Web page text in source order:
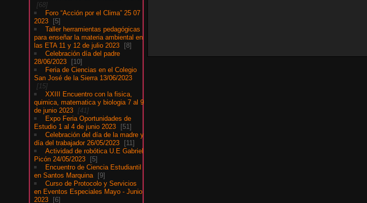
68
Foro “Acción por el Clima” 25 07
2023
5
Taller herramientas pedagógicas
para enseñar la materia ambiental en
las ETA 11 y 12 de julio 2023
8
Celebración día del padre
28/06/2023
10
Feria de Ciencias en el Colegio
San José de la Sierra 13/06/2023
15
XXIII Encuentro con la fisica,
quimica, matematica y biologia 7 al 9
de junio 2023
41
Expo Feria Oportunidades de
Estudio 1 al 4 de junio 2023
51
Celebración del día de la madre y
día del trabajador 26/05/2023
11
Actividad de robótica U.E Gabriel
Picón 24/05/2023
5
Encuentro de Ciencia Estudiantil
en Santos Marquina
9
Curso de Protocolo y Servicios
en Eventos Especiales Mayo - Junio
2023
6